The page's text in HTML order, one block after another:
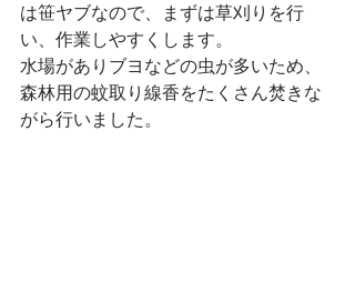
は笹ヤブなので、まずは草刈りを行
い、作業しやすくします。
水場がありブヨなどの虫が多いため、
森林用の蚊取り線香をたくさん焚きな
がら行いました。